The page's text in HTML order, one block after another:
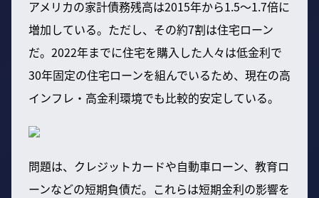
アメリカの家計債務残高は2015年から1.5〜1.7倍に
増加している。ただし、その約7割は住宅ローン
だ。2022年までに住宅を購入した人々は低金利で
30年固定の住宅ローンを組んでいるため、現在の高
インフレ・高金利環境でも比較的安定している。
問題は、クレジットカードや自動車ローン、教育ロ
ーンなどの短期負債だ。これらは短期金利の影響を